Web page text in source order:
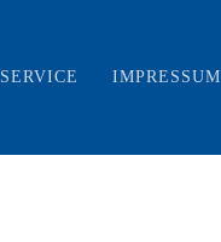
SERVICE IMPRESSUM